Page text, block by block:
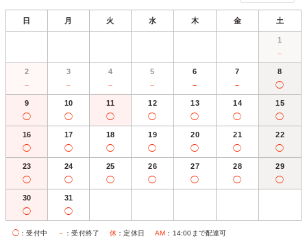
日 月 火 水 木 金 土
1
－
2
－
3
－
4
－
5
－
6
－
7
－
8
◯
9
◯
10
◯
11
◯
12
◯
13
◯
14
◯
15
◯
16
◯
17
◯
18
◯
19
◯
20
◯
21
◯
22
◯
23
◯
24
◯
25
◯
26
◯
27
◯
28
◯
29
◯
30
◯
31
◯
◯ ：受付中 － ：受付終了 休 ：定休日 AM ：14:00まで配達可